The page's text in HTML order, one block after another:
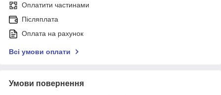
Оплатити частинами
Післяплата
Оплата на рахунок
Всі умови оплати
Умови повернення